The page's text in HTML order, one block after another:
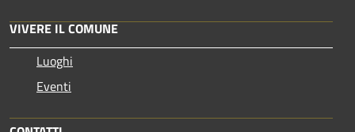
VIVERE IL COMUNE
Luoghi
Eventi